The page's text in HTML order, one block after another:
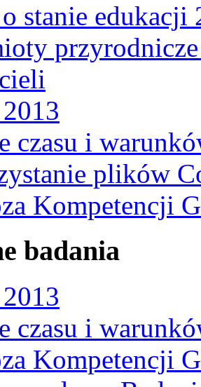
stanie edukacji
czasu i
plików
Kompetencji
badania
czasu i
Kompetencji